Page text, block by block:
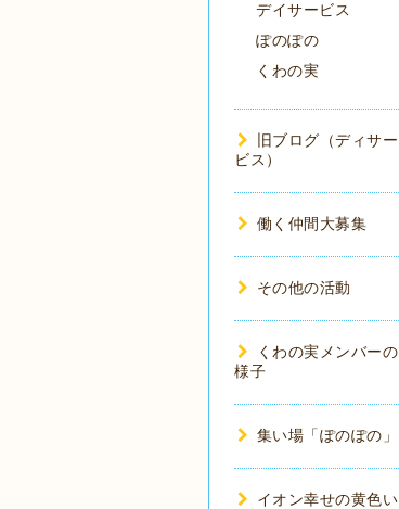
デイサービス
ぽのぽの
くわの実
旧ブログ（ディサー
ビス）
働く仲間大募集
その他の活動
くわの実メンバーの
様子
集い場「ぽのぽの」
イオン幸せの黄色い